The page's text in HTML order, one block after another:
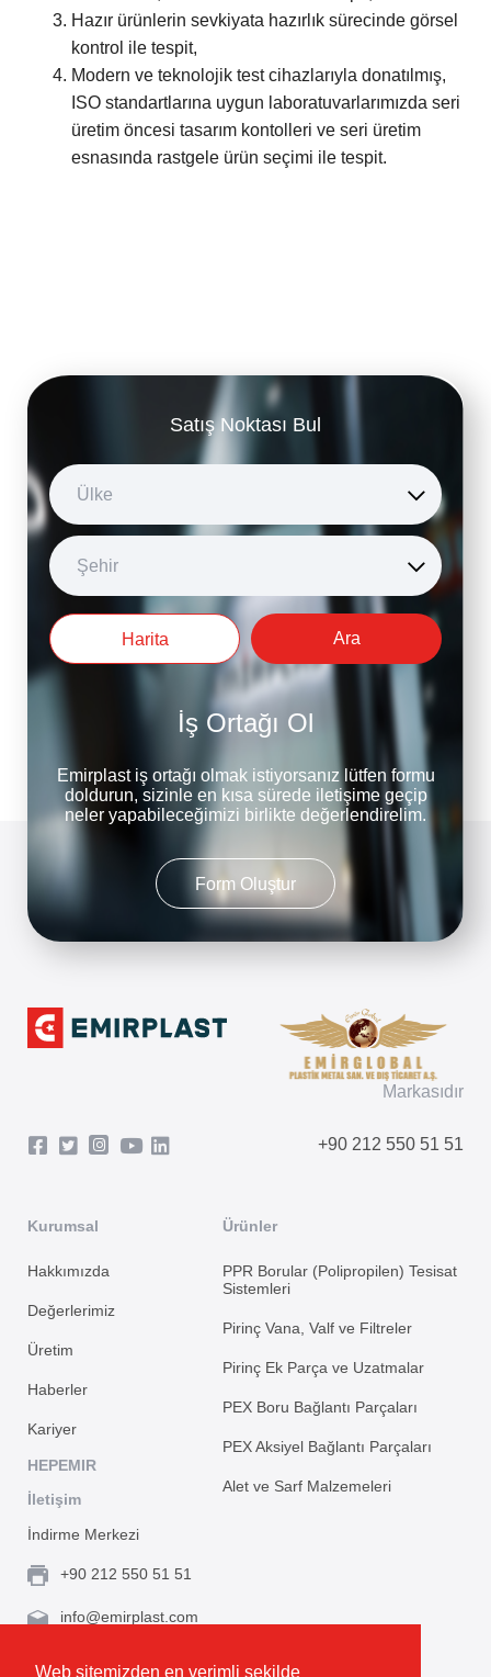
Web sitemizden en verimli şekilde
Hazır ürünlerin sevkiyata hazırlık sürecinde görsel
kontrol ile tespit,
Modern ve teknolojik test cihazlarıyla donatılmış,
ISO standartlarına uygun laboratuvarlarımızda seri
üretim öncesi tasarım kontolleri ve seri üretim
esnasında rastgele ürün seçimi ile tespit.
Satış Noktası Bul
Ülke
Şehir
Harita Ara
İş Ortağı Ol
Emirplast iş ortağı olmak istiyorsanız lütfen formu
doldurun, sizinle en kısa sürede iletişime geçip
neler yapabileceğimizi birlikte değerlendirelim.
Form Oluştur
Markasıdır
+90 212 550 51 51
Kurumsal
Hakkımızda
Değerlerimiz
Üretim
Haberler
Kariyer
HEPEMIR
İletişim
İndirme Merkezi
Ürünler
PPR Borular (Polipropilen) Tesisat
Sistemleri
Pirinç Vana, Valf ve Filtreler
Pirinç Ek Parça ve Uzatmalar
PEX Boru Bağlantı Parçaları
PEX Aksiyel Bağlantı Parçaları
Alet ve Sarf Malzemeleri
+90 212 550 51 51
info@emirplast.com